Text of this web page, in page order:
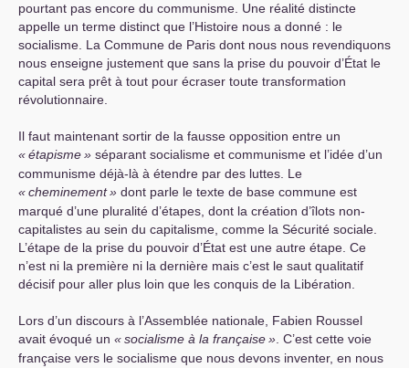
pourtant pas encore du communisme. Une réalité distincte
appelle un terme distinct que l’Histoire nous a donné : le
socialisme. La Commune de Paris dont nous nous revendiquons
nous enseigne justement que sans la prise du pouvoir d’État le
capital sera prêt à tout pour écraser toute transformation
révolutionnaire.
Il faut maintenant sortir de la fausse opposition entre un
«étapisme» séparant socialisme et communisme et l’idée d’un
communisme déjà-là à étendre par des luttes. Le
«cheminement» dont parle le texte de base commune est
marqué d’une pluralité d’étapes, dont la création d’îlots non-
capitalistes au sein du capitalisme, comme la Sécurité sociale.
L’étape de la prise du pouvoir d’État est une autre étape. Ce
n’est ni la première ni la dernière mais c’est le saut qualitatif
décisif pour aller plus loin que les conquis de la Libération.
Lors d’un discours à l’Assemblée nationale, Fabien Roussel
avait évoqué un «socialisme à la française» . C’est cette voie
française vers le socialisme que nous devons inventer, en nous